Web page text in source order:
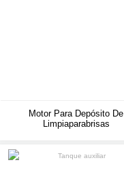
Motor Para Depósito De
Limpiaparabrisas